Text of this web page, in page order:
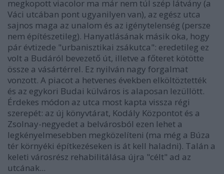
megkopott viacolor ma már nem túl szép látvány (a
Váci utcában pont ugyanilyen van), az egész utca
sajnos maga az unalom és az igénytelenség (persze
nem építészetileg). Hanyatlásának másik oka, hogy
pár évtizede "urbanisztikai zsákutca": eredetileg ez
volt a Budáról bevezető út, illetve a főteret kötötte
össze a vásártérrel. Ez nyilván nagy forgalmat
vonzott. A piacot a hetvenes években elköltöztették
és az egykori Budai külváros is alaposan lezüllött.
Érdekes módon az utca most kapta vissza régi
szerepét: az új könyvtárat, Kodály Központot és a
Zsolnay-negyedet a belvárosból ezen lehet a
legkényelmesebben megközelíteni (ma még a Búza
tér környéki építkezéseken is át kell haladni). Talán a
keleti városrész rehabilitálása újra "célt" ad az
utcának...